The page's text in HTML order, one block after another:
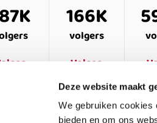
Deze website maakt
We gebruiken cookies
bieden en om ons
166K
volgers
Volgen